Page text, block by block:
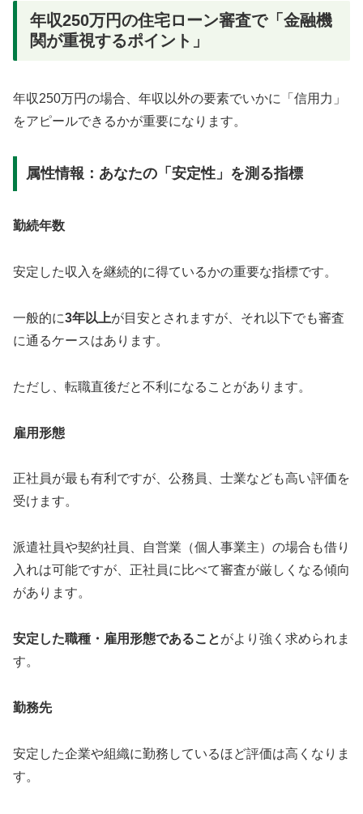
年収250万円の住宅ローン審査で「金融機
関が重視するポイント」
年収250万円の場合、年収以外の要素でいかに「信用力」
をアピールできるかが重要になります。
属性情報：あなたの「安定性」を測る指標
勤続年数
安定した収入を継続的に得ているかの重要な指標です。
一般的に3年以上が目安とされますが、それ以下でも審査
に通るケースはあります。
ただし、転職直後だと不利になることがあります。
雇用形態
正社員が最も有利ですが、公務員、士業なども高い評価を
受けます。
派遣社員や契約社員、自営業（個人事業主）の場合も借り
入れは可能ですが、正社員に比べて審査が厳しくなる傾向
があります。
安定した職種・雇用形態であることがより強く求められま
す。
勤務先
安定した企業や組織に勤務しているほど評価は高くなりま
す。